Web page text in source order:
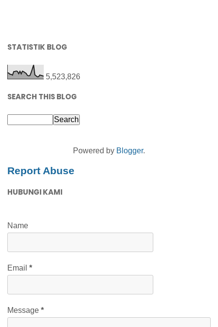
STATISTIK BLOG
5,523,826
SEARCH THIS BLOG
Powered by Blogger.
Report Abuse
HUBUNGI KAMI
Name
Email *
Message *